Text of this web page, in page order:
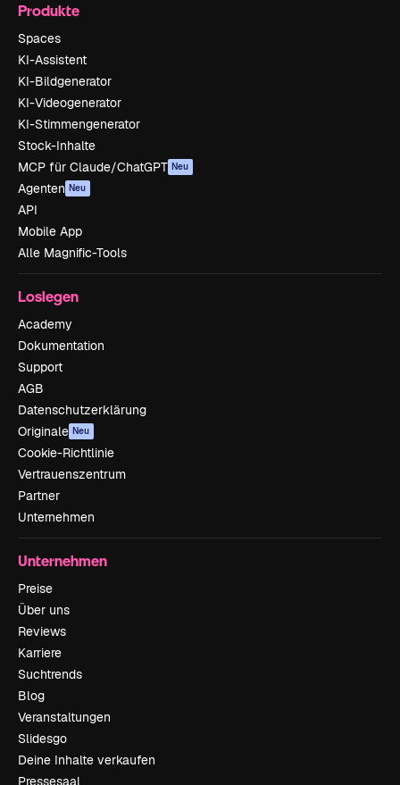
Produkte
Spaces
KI-Assistent
KI-Bildgenerator
KI-Videogenerator
KI-Stimmengenerator
Stock-Inhalte
MCP für Claude/ChatGPT Neu
Agenten Neu
API
Mobile App
Alle Magnific-Tools
Loslegen
Academy
Dokumentation
Support
AGB
Datenschutzerklärung
Originale Neu
Cookie-Richtlinie
Vertrauenszentrum
Partner
Unternehmen
Unternehmen
Preise
Über uns
Reviews
Karriere
Suchtrends
Blog
Veranstaltungen
Slidesgo
Deine Inhalte verkaufen
Pressesaal